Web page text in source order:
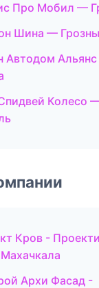
Про Мобил —
Шина —
Автодом
Колесо
Кров -
Архи Фасад -